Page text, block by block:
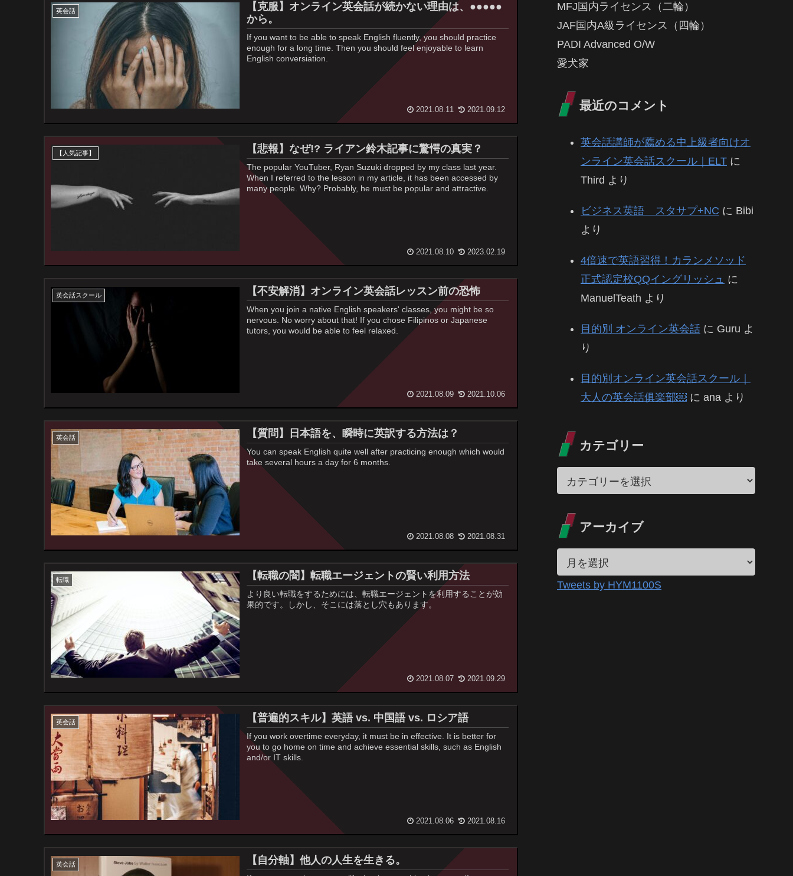
英会話
【克服】オンライン英会話が続かない理由は、●●●●●
から。
If you want to be able to speak English fluently, you should practice
enough for a long time. Then you should feel enjoyable to learn
English conversiation.
2021.08.11 2021.09.12
【人気記事】 【悲報】なぜ!? ライアン鈴木記事に驚愕の真実？
The popular YouTuber, Ryan Suzuki dropped by my class last year.
When I referred to the lesson in my article, it has been accessed by
many people. Why? Probably, he must be popular and attractive.
2021.08.10 2023.02.19
英会話スクール 【不安解消】オンライン英会話レッスン前の恐怖
When you join a native English speakers' classes, you might be so
nervous. No worry about that! If you chose Filipinos or Japanese
tutors, you would be able to feel relaxed.
2021.08.09 2021.10.06
英会話 【質問】日本語を、瞬時に英訳する方法は？
You can speak English quite well after practicing enough which would
take several hours a day for 6 months.
2021.08.08 2021.08.31
転職 【転職の闇】転職エージェントの賢い利用方法
より良い転職をするためには、転職エージェントを利用することが効
果的です。しかし、そこには落とし穴もあります。
2021.08.07 2021.09.29
英会話 【普遍的スキル】英語 vs. 中国語 vs. ロシア語
If you work overtime everyday, it must be in effective. It is better for
you to go home on time and achieve essential skills, such as English
and/or IT skills.
2021.08.06 2021.08.16
英会話 【自分軸】他人の人生を生きる。
MFJ国内ライセンス（二輪）
JAF国内A級ライセンス（四輪）
PADI Advanced O/W
愛犬家
最近のコメント
英会話講師が薦める中上級者向けオ
ンライン英会話スクール｜ELT に
Third より
ビジネス英語 スタサプ+NC に Bibi
より
4倍速で英語習得！カランメソッド
正式認定校QQイングリッシュ に
ManuelTeath より
目的別 オンライン英会話 に Guru よ
り
目的別オンライン英会話スクール｜
大人の英会話俱楽部￼ に ana より
カテゴリー
アーカイブ
Tweets by HYM1100S